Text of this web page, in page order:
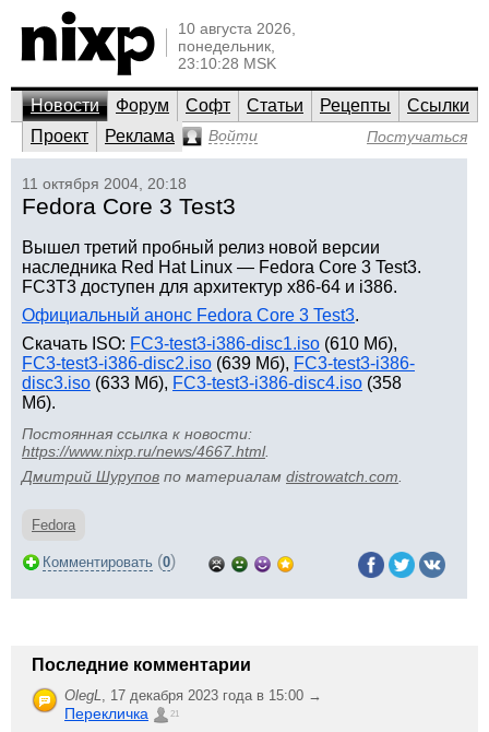
10 августа 2026,
понедельник,
23:10:28 MSK
Новости Форум Софт Статьи Рецепты
Ссылки
Проект
Реклама Войти Постучаться
11 октября 2004, 20:18
Fedora Core 3 Test3
Вышел третий пробный релиз новой версии
наследника Red Hat Linux — Fedora Core 3 Test3.
FC3T3 доступен для архитектур x86-64 и i386.
Официальный анонс Fedora Core 3 Test3.
Скачать ISO: FC3-test3-i386-disc1.iso (610 Мб),
FC3-test3-i386-disc2.iso (639 Мб), FC3-test3-i386-
disc3.iso (633 Мб), FC3-test3-i386-disc4.iso (358
Мб).
Постоянная ссылка к новости:
https://www.nixp.ru/news/4667.html.
Дмитрий Шурупов по материалам distrowatch.com
Fedora
Комментировать (0)
Последние комментарии
OlegL, 17 декабря 2023 года в 15:00 →
Перекличка 21